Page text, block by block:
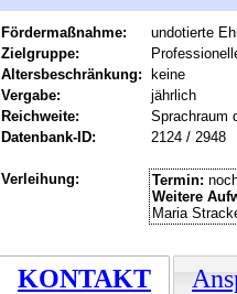
Fördermaßnahme:
undotierte
Zielgruppe:
Altersbeschränkung:
keine
Vergabe:
jährlich
Reichweite:
Sprachraum
Datenbank-ID:
2124 / 2948
Verleihung: Termin:
Weitere
Maria
KONTAKT